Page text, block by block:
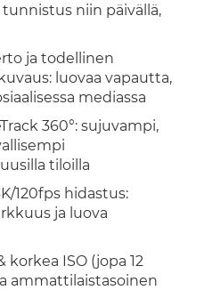
niin päivällä,
ja todellinen
luovaa vapautta,
mediassa
360°: sujuvampi,
tiloilla
120fps hidastus:
ja luova
ISO (jopa 12
ammattilaistasoinen